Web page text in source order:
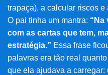
trapaça), a calcular riscos
O pai tinha um mantra: “Na
com as cartas que tem,
estratégia.” Essa frase
palavras era tão real
que ela ajudava a